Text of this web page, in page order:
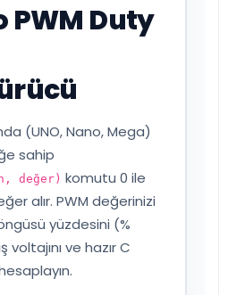
PWM Duty
(UNO, Nano, Mega)
sahip
değer) komutu 0 ile
alır. PWM değerinizi
yüzdesini (%
voltajını ve hazır C